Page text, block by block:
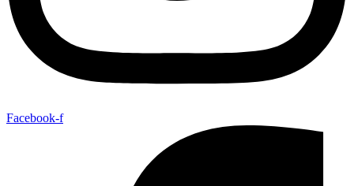
Facebook-f